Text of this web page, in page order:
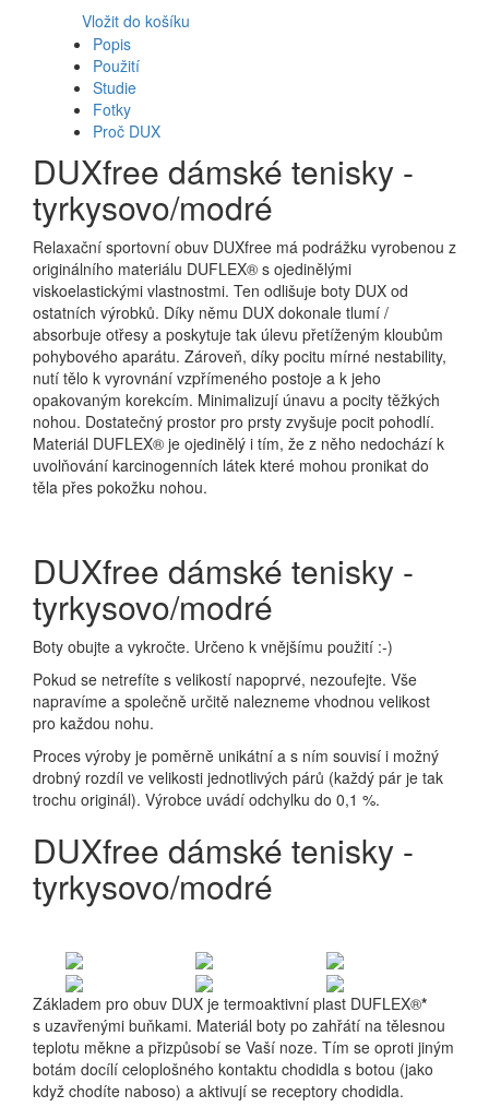
Vložit do košíku
Popis
Použití
Studie
Fotky
Proč DUX
DUXfree dámské tenisky -
tyrkysovo/modré
Relaxační sportovní obuv DUXfree má podrážku vyrobenou z
originálního materiálu DUFLEX® s ojedinělými
viskoelastickými vlastnostmi. Ten odlišuje boty DUX od
ostatních výrobků. Díky němu DUX dokonale tlumí /
absorbuje otřesy a poskytuje tak úlevu přetíženým kloubům
pohybového aparátu. Zároveň, díky pocitu mírné nestability,
nutí tělo k vyrovnání vzpřímeného postoje a k jeho
opakovaným korekcím. Minimalizují únavu a pocity těžkých
nohou. Dostatečný prostor pro prsty zvyšuje pocit pohodlí.
Materiál DUFLEX® je ojedinělý i tím, že z něho nedochází k
uvolňování karcinogenních látek které mohou pronikat do
těla přes pokožku nohou.
DUXfree dámské tenisky -
tyrkysovo/modré
Boty obujte a vykročte. Určeno k vnějšímu použití :-)
Pokud se netrefíte s velikostí napoprvé, nezoufejte. Vše
napravíme a společně určitě nalezneme vhodnou velikost
pro každou nohu.
Proces výroby je poměrně unikátní a s ním souvisí i možný
drobný rozdíl ve velikosti jednotlivých párů (každý pár je tak
trochu originál). Výrobce uvádí odchylku do 0,1 %.
DUXfree dámské tenisky -
tyrkysovo/modré
Základem pro obuv DUX je termoaktivní plast DUFLEX®*
s uzavřenými buňkami. Materiál boty po zahřátí na tělesnou
teplotu měkne a přizpůsobí se Vaší noze. Tím se oproti jiným
botám docílí celoplošného kontaktu chodidla s botou (jako
když chodíte naboso) a aktivují se receptory chodidla.